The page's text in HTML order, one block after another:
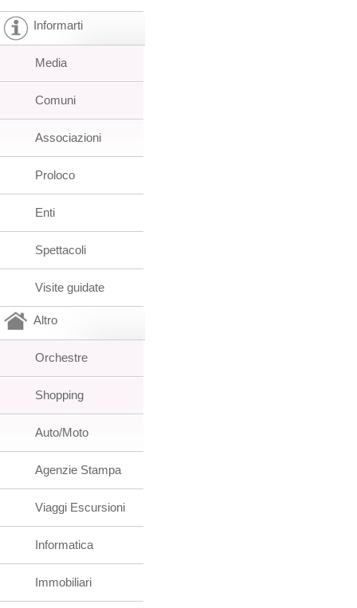
Informarti
Media
Comuni
Associazioni
Proloco
Enti
Spettacoli
Visite guidate
Altro
Orchestre
Shopping
Auto/Moto
Agenzie Stampa
Viaggi Escursioni
Informatica
Immobiliari